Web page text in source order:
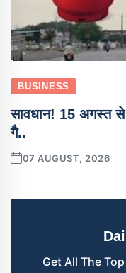
BUSINESS
सावधान! 15 अगस्त
गै..
07 AUGUST, 2026
Get All The